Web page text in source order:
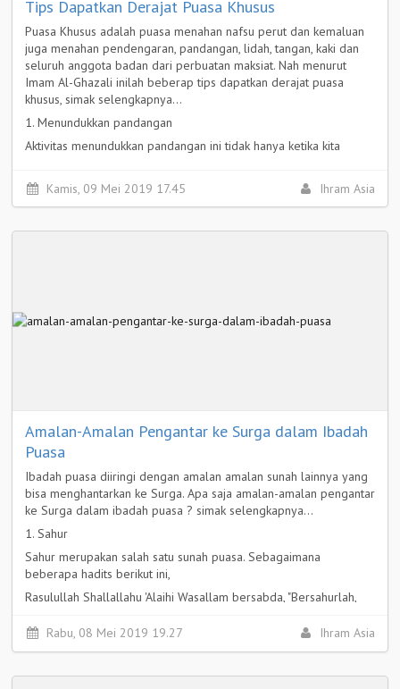
Tips Dapatkan Derajat Puasa Khusus
Puasa Khusus adalah puasa menahan nafsu perut dan kemaluan
juga menahan pendengaran, pandangan, lidah, tangan, kaki dan
seluruh anggota badan dari perbuatan maksiat. Nah menurut
Imam Al-Ghazali inilah beberap tips dapatkan derajat puasa
khusus, simak selengkapnya...
1. Menundukkan pandangan
Aktivitas menundukkan pandangan ini tidak hanya ketika kita
pandangan kita dari tontonan video Youtube dan televisi yang
tidak bermanfaat dan bahkan cenderung melalaikan.
Kamis, 09 Mei 2019 17.45 Ihram Asia
Amalan-Amalan Pengantar ke Surga dalam Ibadah
Puasa
Ibadah puasa diiringi dengan amalan amalan sunah lainnya yang
bisa menghantarkan ke Surga. Apa saja amalan-amalan pengantar
ke Surga dalam ibadah puasa ? simak selengkapnya...
1. Sahur
Sahur merupakan salah satu sunah puasa. Sebagaimana
beberapa hadits berikut ini,
Rasulullah Shallallahu 'Alaihi Wasallam bersabda, "Bersahurlah,
dan Muslim no. 1095)
Selengkapnya >
Rabu, 08 Mei 2019 19.27 Ihram Asia